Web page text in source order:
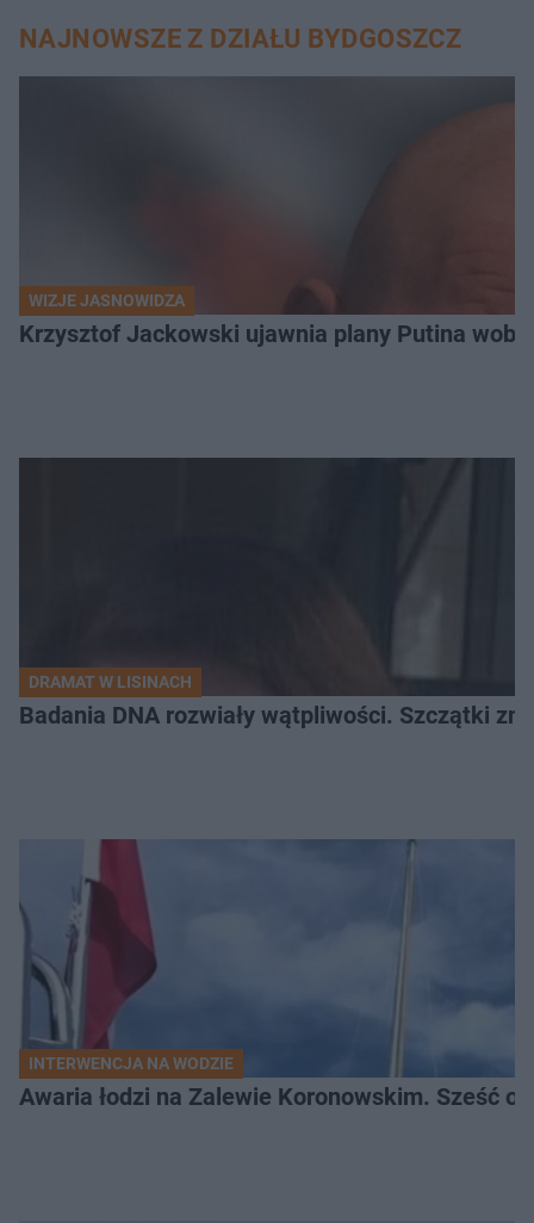
NAJNOWSZE Z DZIAŁU BYDGOSZCZ
WIZJE JASNOWIDZA
Krzysztof Jackowski ujawnia plany Putina
DRAMAT W LISINACH
Badania DNA rozwiały wątpliwości. Szczątki
INTERWENCJA NA WODZIE
Awaria łodzi na Zalewie Koronowskim. Sześć